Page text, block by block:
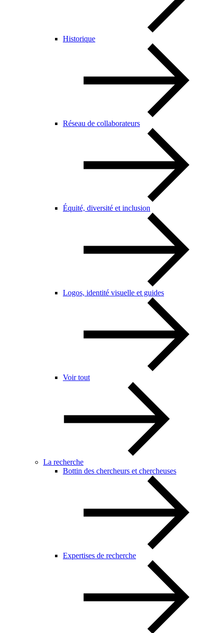
Historique
Réseau de collaborateurs
Équité, diversité et inclusion
Logos, identité visuelle et guides
Voir tout
La recherche
Bottin des chercheurs et chercheuses
Expertises de recherche